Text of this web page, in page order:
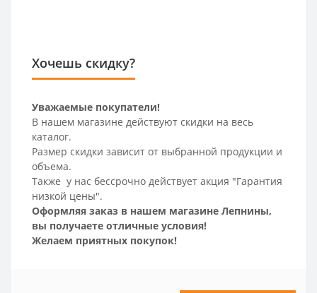
Хочешь скидку?
Уважаемые покупатели!
В нашем магазине действуют скидки на весь
каталог.
Размер скидки зависит от выбранной продукции и
объема.
Также у нас бессрочно действует акция "Гарантия
низкой цены".
Оформляя заказ в нашем магазине Лепнины,
вы получаете отличные условия!
Желаем приятных покупок!